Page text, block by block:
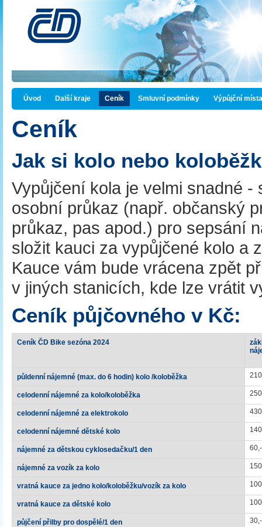
Úvod Další kraje Ceník Smluvní podmínky Výpůjční místa
Ceník
Jak si kolo nebo
Vypůjčení kola je velmi snadné -
osobní průkaz (např. občanský
průkaz, pas apod.) pro sepsání
složit kauci za vypůjčené kolo a
Kauce vám bude vrácena zpět
v jiných stanicích, kde lze vrátit
Ceník půjčovného v Kč:
Ceník ČD Bike sezóna 2024
půldenní nájemné (max. do 6 hodin) kolo /koloběžka
celodenní nájemné za kolo/koloběžka
celodenní nájemné za elektrokolo
celodenní nájemné dětské kolo
nájemné za dětskou cyklosedačku/1 den 60,-
nájemné za vozík za kolo
vratná kauce za jedno kolo/koloběžku/vozík za kolo
vratná kauce za dětské kolo
půjčení přilby pro dospělé/1 den 30,-